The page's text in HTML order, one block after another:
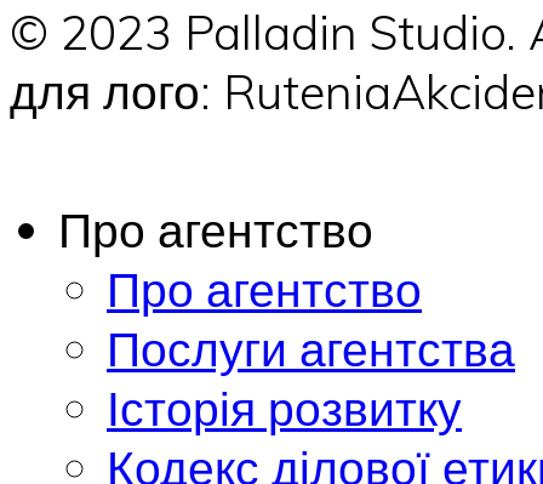
© 2023 Palladin
для лого:
Про агентство
Про агентство
Послуги агентства
Історія розвитку
Кодекс ділової